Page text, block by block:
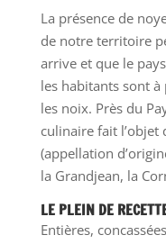
La présence de
de notre territoire
arrive et que le
les habitants sont
les noix. Près du
culinaire fait l’objet
(appellation
la Grandjean, la
LE PLEIN DE
Entières,